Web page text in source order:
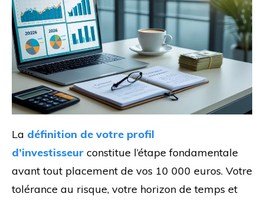
La définition de votre profil
d’investisseur constitue l’étape fondamentale
avant tout placement de vos 10 000 euros. Votre
tolérance au risque, votre horizon de temps et